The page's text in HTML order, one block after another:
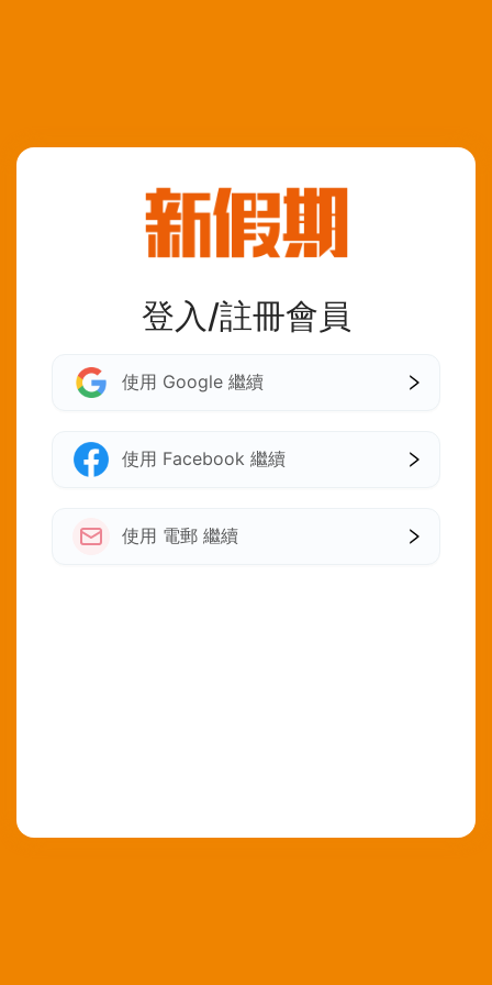
登入/註冊會員
使用 Google 繼續
使用 Facebook 繼續
使用 電郵 繼續